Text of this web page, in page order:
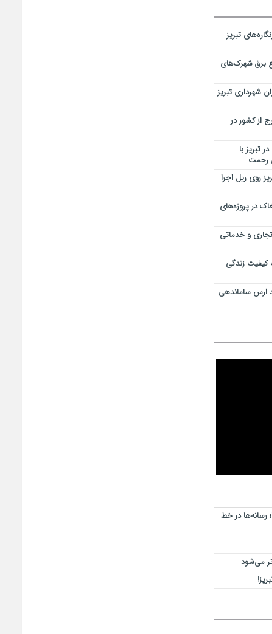
تبریز
برق شهرک‌های
شهرداری تبریز
از کشور در
تبریز با
رحمت
روی ریل اجرا
در پروژه‌های
تجاری و خدماتی
کیفیت زندگی
ارس ساماندهی
رسانه‌ها در خط
می‌شود